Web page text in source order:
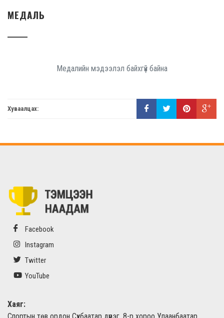
МЕДАЛЬ
Медалийн мэдээлэл байхгүй байна
Хуваалцах:
Facebook
Instagram
Twitter
YouTube
Хаяг:
Спортын төв ордон Сүхбаатар дүүрэг, 8-р хороо Улаанбаатар,